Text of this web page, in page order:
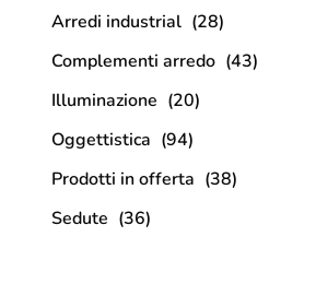
Arredi industrial (28)
Complementi arredo (43)
Illuminazione (20)
Oggettistica (94)
Prodotti in offerta (38)
Sedute (36)